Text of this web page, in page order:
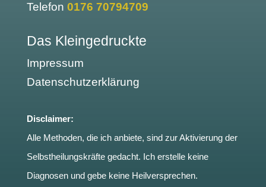
Telefon 0176 70794709
Das Kleingedruckte
Impressum
Datenschutzerklärung
Disclaimer:
Alle Methoden, die ich anbiete, sind zur Aktivierung der
Selbstheilungskräfte gedacht. Ich erstelle keine
Diagnosen und gebe keine Heilversprechen.